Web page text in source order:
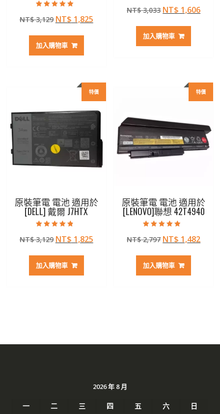
5.00
滿分 5
NT$3,129 原
價
格：
NT$ 1,825目
加入購物車
5.00
滿分 5
NT$3,033 原
價
格：
NT$ 1,606目
加入購物車
特價
原裝筆電 電池 適用於
[DELL] 戴爾 J7HTX
4.50
滿分 5
NT$3,129 原
價
格：
NT$ 1,825目
加入購物車
特價
原裝筆電 電池 適用於
[LENOVO]聯想 42T4940
4.50
滿分 5
NT$2,797 原
價
格：
NT$ 1,482目
加入購物車
2026 年 8 月
一 二 三 四 五 六
日